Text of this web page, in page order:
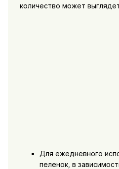
количество может
Для ежедневного
пеленок, в